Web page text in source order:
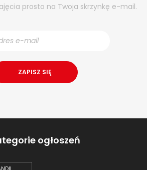
prosto na Twoja skrzynkę e-mail.
ogłoszeń